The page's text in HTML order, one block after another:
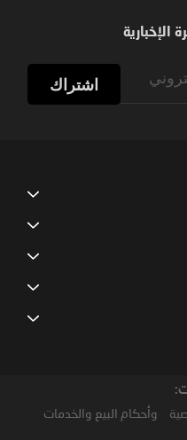
الإخبارية
اشتراك
وأحكام البيع والخدمات